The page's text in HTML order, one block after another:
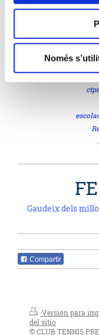
Només
Gaudeix dels
Compartir
Versión para
del sitio
© CLUB TENNIS